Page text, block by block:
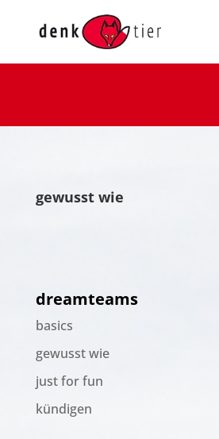
gewusst wie
dreamteams
basics
gewusst wie
just for fun
kündigen